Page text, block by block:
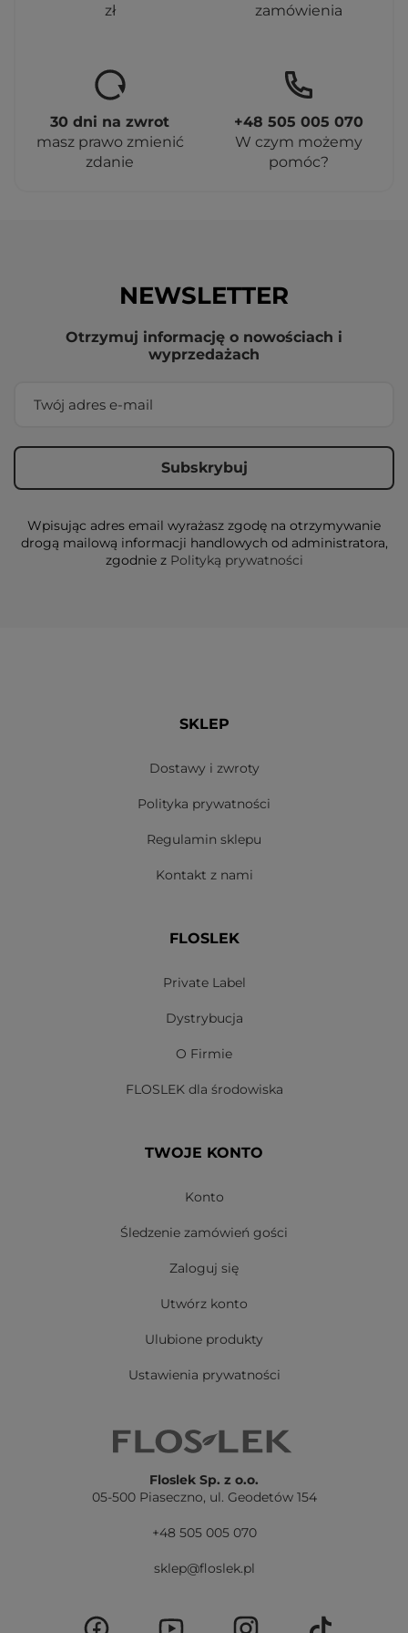
zł
zamówienia
30 dni na zwrot
masz prawo zmienić
zdanie
+48 505 005 070
W czym możemy
pomóc?
NEWSLETTER
Otrzymuj informację o nowościach i
wyprzedażach
Wpisując adres email wyrażasz zgodę na otrzymywanie
drogą mailową informacji handlowych od administratora,
zgodnie z Polityką prywatności
SKLEP
Dostawy i zwroty
Polityka prywatności
Regulamin sklepu
Kontakt z nami
FLOSLEK
Private Label
Dystrybucja
O Firmie
FLOSLEK dla środowiska
TWOJE KONTO
Konto
Śledzenie zamówień gości
Zaloguj się
Utwórz konto
Ulubione produkty
Ustawienia prywatności
Floslek Sp. z o.o.
05-500 Piaseczno, ul. Geodetów 154
+48 505 005 070
sklep@floslek.pl